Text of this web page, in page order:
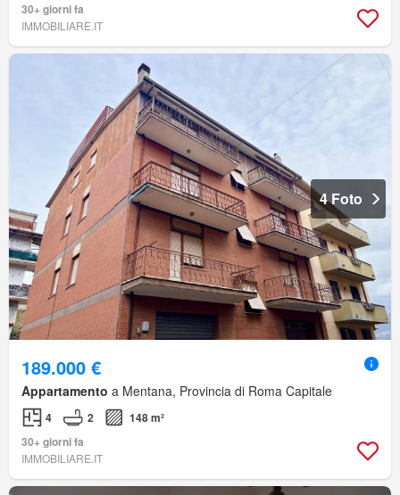
30+ giorni fa
IMMOBILIARE.IT
4 Foto
189.000 €
Appartamento a Mentana, Provincia di Roma Capitale
4 2
148 m²
30+ giorni fa
IMMOBILIARE.IT